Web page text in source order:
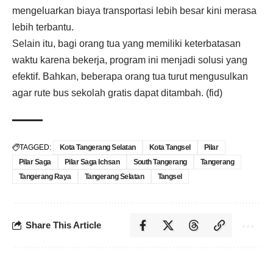
mengeluarkan biaya transportasi lebih besar kini merasa
lebih terbantu.
Selain itu, bagi orang tua yang memiliki keterbatasan
waktu karena bekerja, program ini menjadi solusi yang
efektif. Bahkan, beberapa orang tua turut mengusulkan
agar rute bus sekolah gratis dapat ditambah. (fid)
TAGGED: Kota Tangerang Selatan Kota Tangsel
Pilar
Pilar Saga
Pilar Saga Ichsan South Tangerang
Tangerang
Tangerang Raya
Tangerang Selatan Tangsel
Share This Article